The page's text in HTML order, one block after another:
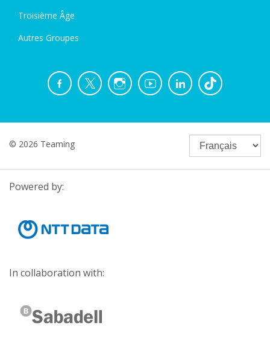
Troisième Âge
Autres Groupes
© 2026 Teaming
Powered by:
In collaboration with: